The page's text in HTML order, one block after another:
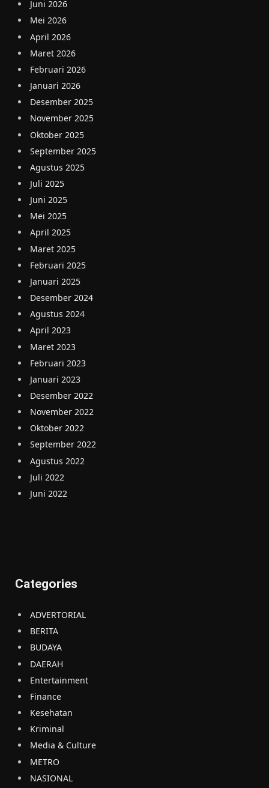
Juni 2026
Mei 2026
April 2026
Maret 2026
Februari 2026
Januari 2026
Desember 2025
November 2025
Oktober 2025
September 2025
Agustus 2025
Juli 2025
Juni 2025
Mei 2025
April 2025
Maret 2025
Februari 2025
Januari 2025
Desember 2024
Agustus 2024
April 2023
Maret 2023
Februari 2023
Januari 2023
Desember 2022
November 2022
Oktober 2022
September 2022
Agustus 2022
Juli 2022
Juni 2022
Categories
ADVERTORIAL
BERITA
BUDAYA
DAERAH
Entertainment
Finance
Kesehatan
Kriminal
Media & Culture
METRO
NASIONAL